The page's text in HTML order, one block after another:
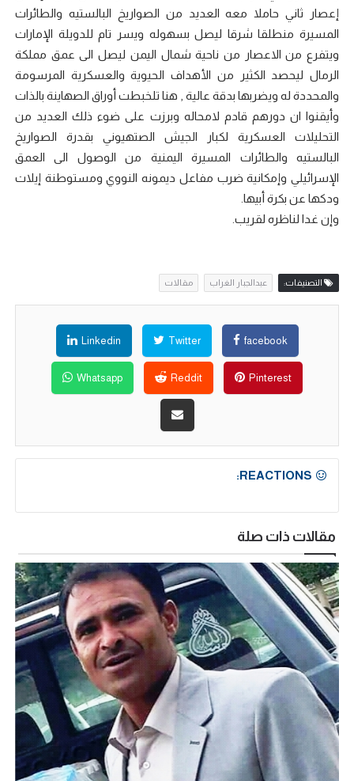
إعصار ثاني حاملا معه العديد من الصواريخ البالستيه والطائرات
المسيرة منطلقا شرقا ليصل بسهوله ويسر تام للدويلة الإمارات
ويتفرع من الاعصار من ناحية شمال اليمن ليصل الى عمق مملكة
الرمال ليحصد الكثير من الأهداف الحيوية والعسكرية المرسومة
والمحددة له ويضربها بدقة عالية , هنا تلخبطت أوراق الصهاينة بالذات
وأيقنوا ان دورهم قادم لامحاله وبرزت على ضوء ذلك العديد من
التحليلات العسكرية لكبار الجيش الصتهيوني بقدرة الصواريخ
البالستيه والطائرات المسيرة اليمنية من الوصول الى العمق
الإسرائيلي وإمكانية ضرب مفاعل ديمونه النووي ومستوطنة إيلات
ودكها عن بكرة أبيها.
وإن غدا لناظره لقريب.
التصنيفات: عبدالجبار الغراب مقالات
facebook
Twitter
Linkedin
Pinterest
Reddit
Whatsapp
REACTIONS:
مقالات ذات صلة